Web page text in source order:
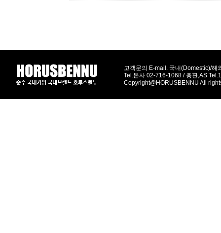
고객문의 E-mail. 국내(Domestic)/
Tel.본사 02-716-1068 / 총판,AS
Copyright@HORUSBENNU All